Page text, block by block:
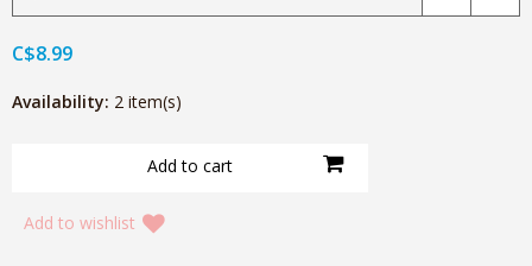
C$8.99
Availability: 2 item(s)
Add to wishlist